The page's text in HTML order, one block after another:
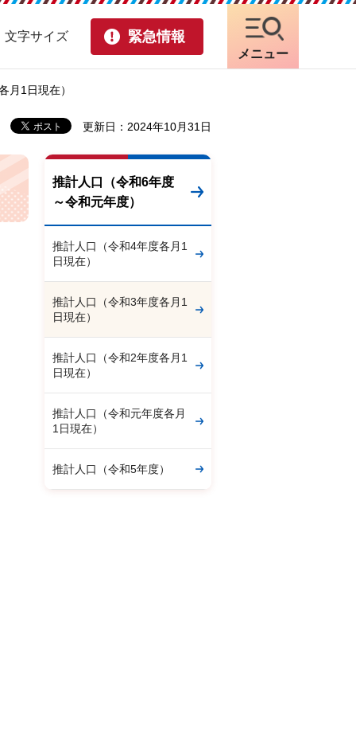
文字サイズ 緊急情報
メニュー
月1日現在）
更新日：2024年10月31日
推計人口（令和6年度
～令和元年度）
推計人口（令和4年度各月1
日現在）
推計人口（令和3年度各月1
日現在）
推計人口（令和2年度各月1
日現在）
推計人口（令和元年度各月
1日現在）
推計人口（令和5年度）